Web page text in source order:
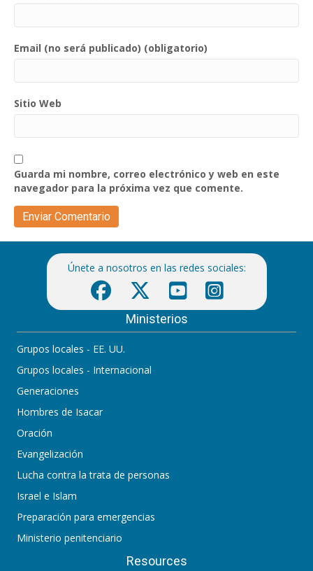
Email (no será publicado) (obligatorio)
Sitio Web
Guarda mi nombre, correo electrónico y web en este
navegador para la próxima vez que comente.
Únete a nosotros en las redes sociales:
Ministerios
Grupos locales - EE. UU.
Grupos locales - Internacional
Generaciones
Hombres de Isacar
Oración
Evangelización
Lucha contra la trata de personas
Israel e Islam
Preparación para emergencias
Ministerio penitenciario
Resources